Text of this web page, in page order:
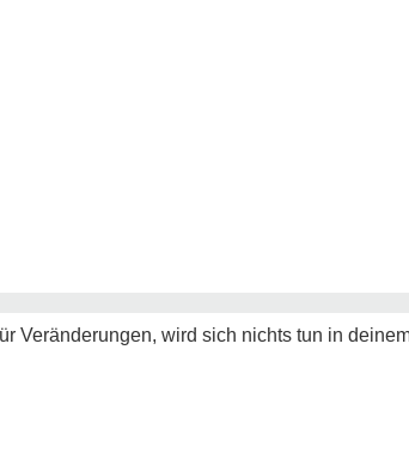
Veränderungen, wird sich nichts tun in